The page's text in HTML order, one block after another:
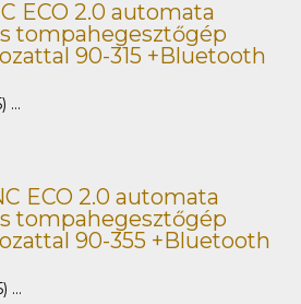
ECO 2.0 automata
tompahegesztőgép
90-315 +Bluetooth
...
ECO 2.0 automata
tompahegesztőgép
90-355 +Bluetooth
...